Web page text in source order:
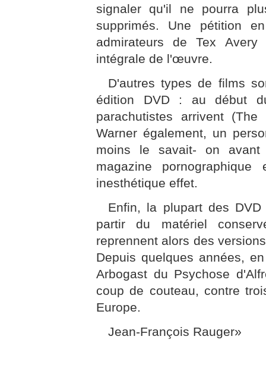
signaler qu'il ne pourra
supprimés. Une pétition
admirateurs de Tex
intégrale de l'œuvre.
D'autres types de films
édition DVD : au début
parachutistes arrivent
Warner également, un
moins le savait- on
magazine
inesthétique effet.
Enfin, la plupart des
partir du matériel
reprennent alors des
Depuis quelques années,
Arbogast du Psychose
coup de couteau, contre
Europe.
Jean-François Rauger»